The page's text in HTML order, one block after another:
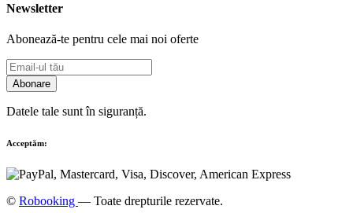
Newsletter
Abonează-te pentru cele mai noi oferte
Abonare
Datele tale sunt în siguranță.
Acceptăm:
© Robooking — Toate drepturile rezervate.